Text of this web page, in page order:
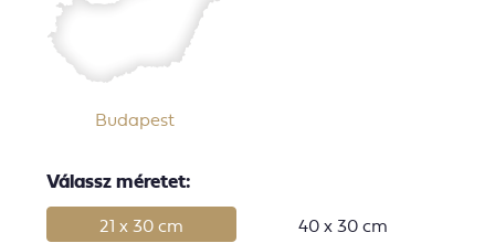
Budapest
Válassz méretet:
21 x 30 cm
40 x 30 cm